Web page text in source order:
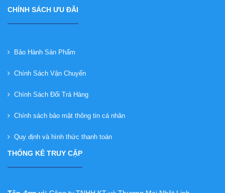
CHÍNH SÁCH ƯU ĐÃI
Bảo Hành Sản Phẩm
Chính Sách Vận Chuyển
Chính Sách Đổi Trả Hàng
Chính sách bảo mật thông tin cá nhân
Quy định và hình thức thanh toán
THỐNG KÊ TRUY CẬP